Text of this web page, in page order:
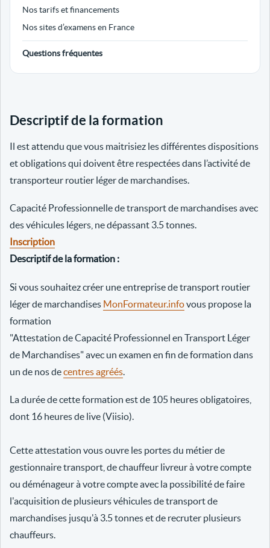
Nos tarifs et financements
Nos sites d’examens en France
Questions fréquentes
Descriptif de la formation
Il est attendu que vous maitrisiez les différentes dispositions
et obligations qui doivent être respectées dans l’activité de
transporteur routier léger de marchandises.
Capacité Professionnelle de transport de marchandises avec
des véhicules légers, ne dépassant 3.5 tonnes.
Inscription
Descriptif de la formation :
Si vous souhaitez créer une entreprise de transport routier
léger de marchandises MonFormateur.infovous propose la
formation
"Attestation de Capacité Professionnel en Transport Léger
de Marchandises" avec un examen en fin de formation dans
un de nos decentres agréés
La durée de cette formation est de 105 heures obligatoires,
dont 16 heures de live (Viisio).
Cette attestation vous ouvre les portes du métier de
gestionnaire transport, de chauffeur livreur à votre compte
ou déménageur à votre compte avec la possibilité de faire
l'acquisition de plusieurs véhicules de transport de
marchandises jusqu'à 3.5 tonnes et de recruter plusieurs
chauffeurs.